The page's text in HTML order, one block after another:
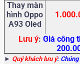
Thay màn
hình Oppo
A93 Oled
Lưu ý: Giá công
► Quý khách lưu ý: